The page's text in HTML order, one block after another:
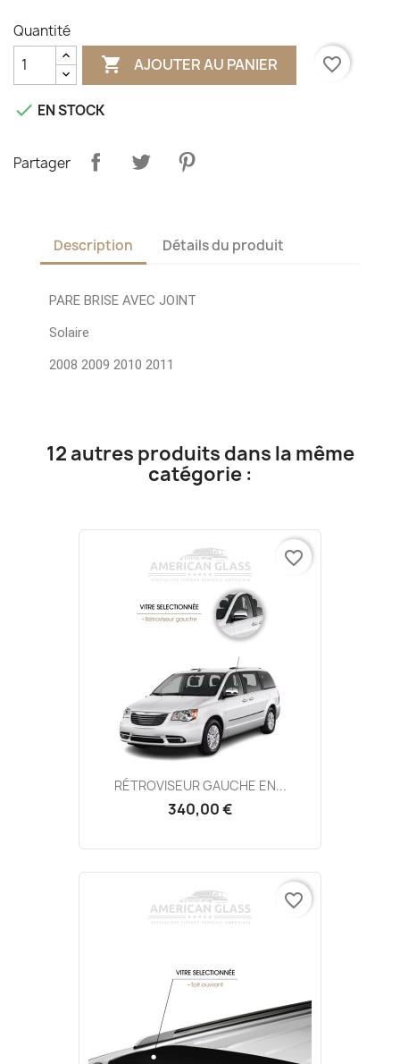
Quantité
 AJOUTER AU PANIER favorite_border
 EN STOCK
Partager
Description Détails du produit
PARE BRISE AVEC JOINT
Solaire
2008 2009 2010 2011
12 autres produits dans la même
catégorie :
RÉTROVISEUR GAUCHE EN...
340,00 €
favorite_border
favorite_border